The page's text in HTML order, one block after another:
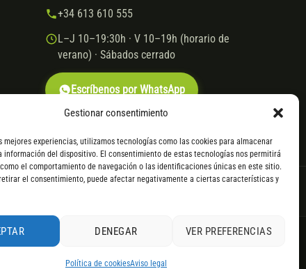
Gestionar consentimiento
mejores experiencias, utilizamos tecnologías como las cookies para almacenar
información del dispositivo. El consentimiento de estas tecnologías nos permitirá
el comportamiento de navegación o las identificaciones únicas en este sitio.
el consentimiento, puede afectar negativamente a ciertas características y
DENEGAR VER PREFERENCIAS
Política de cookiesAviso legal
+34 613 610 555
L–J 10–19:30h · V 10–19h (horario de
verano) · Sábados cerrado
Escríbenos por WhatsApp
todos los detallespor WhatsApp.
el producto, se devuelve el importe sin coste. La